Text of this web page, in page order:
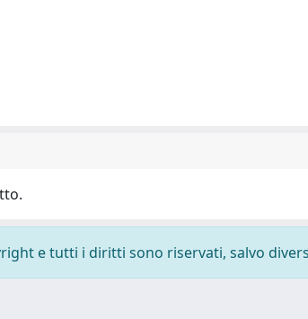
e tutti i diritti sono riservati, salvo